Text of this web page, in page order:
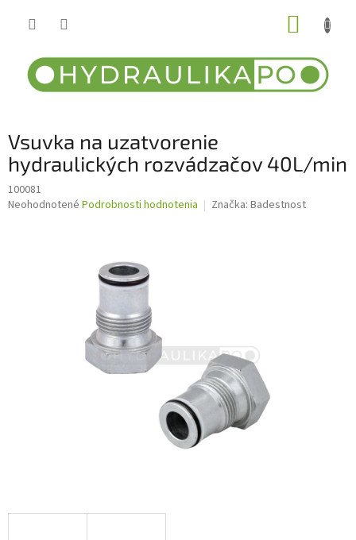
Vsuvka na uzatvorenie
hydraulických rozvádzačov 40L/min
100081
Priemerné
Neohodnotené Podrobnosti hodnotenia Značka: Badestnost